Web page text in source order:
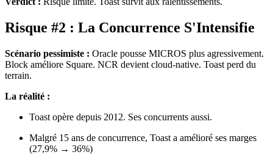
Risque #2 : La Concurrence S'Intensifie
Scénario pessimiste : Oracle pousse MICROS plus agressivement.
Block améliore Square. NCR devient cloud-native. Toast perd du
terrain.
La réalité :
Toast opère depuis 2012. Ses concurrents aussi.
Malgré 15 ans de concurrence, Toast a amélioré ses marges
(27,9% → 36%)